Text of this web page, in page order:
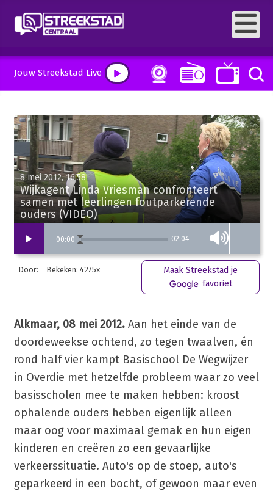
Jouw Streekstad Live
00:00 02:04
8 mei 2012, 16:58
Wijkagent Linda Vriesman confronteert
samen met leerlingen foutparkerende
ouders (VIDEO)
Door: Bekeken: 4275x
Maak Streekstad je
favoriet
Alkmaar, 08 mei 2012.Aan het einde van de
doordeweekse ochtend, zo tegen twaalven, én
rond half vier kampt Basischool De Wegwijzer
in Overdie met hetzelfde probleem waar zo veel
basisscholen mee te maken hebben: kroost
ophalende ouders hebben eigenlijk alleen
maar oog voor maximaal gemak en hun eigen
kinderen en creëren zo een gevaarlijke
verkeerssituatie. Auto's op de stoep, auto's
geparkeerd in een bocht, of gewoon maar even